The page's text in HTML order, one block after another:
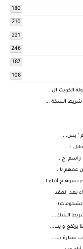
180
210
221
246
187
108
الكويت ال...
شريط السكة ...
" بس...
ا...
عمهم با...
أثناء ا...
بعد العقد
الشحومات)
يرتفع و يت...